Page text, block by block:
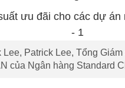
Patrick Lee, Tổng
của Ngân hàng Standard